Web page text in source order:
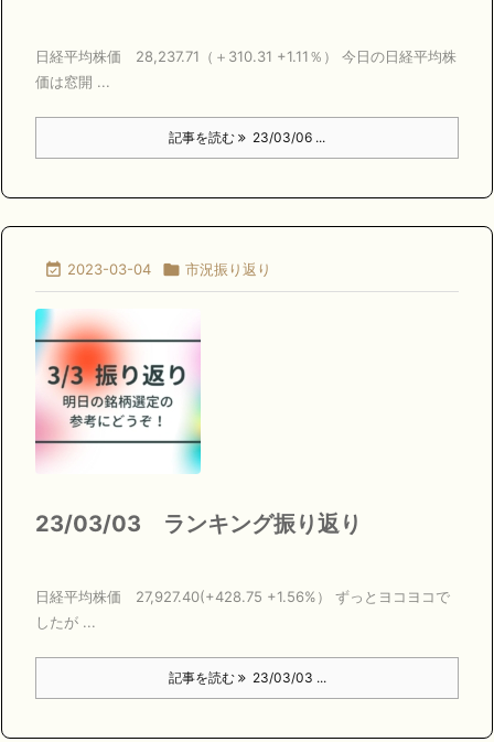
日経平均株価 28,237.71（＋310.31 +1.11％） 今日の日経平均株
価は窓開 ...
記事を読む 23/03/06 ...
 2023-03-04  市況振り返り
23/03/03 ランキング振り返り
日経平均株価 27,927.40(+428.75 +1.56%） ずっとヨコヨコで
したが ...
記事を読む 23/03/03 ...